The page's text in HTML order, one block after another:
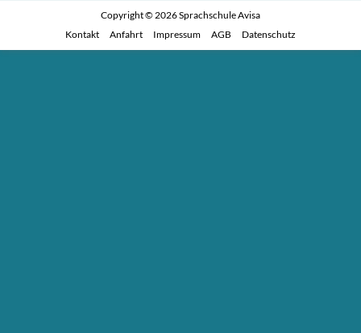
Copyright © 2026Sprachschule Avisa
Kontakt
Anfahrt Impressum AGB Datenschutz